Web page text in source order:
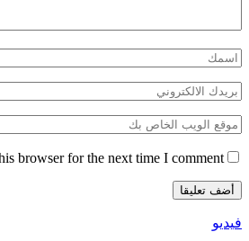
browser for the next time I comment.
فيديو